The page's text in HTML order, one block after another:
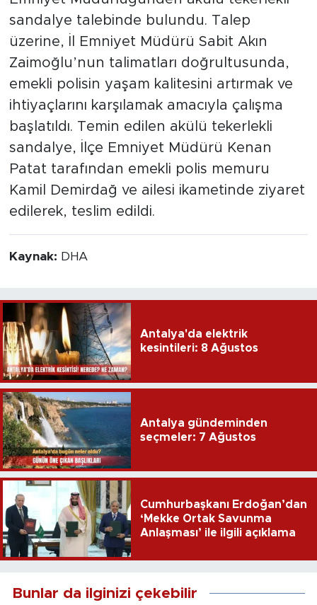
sandalye talebinde bulundu. Talep
üzerine, İl Emniyet Müdürü Sabit Akın
Zaimoğlu’nun talimatları doğrultusunda,
emekli polisin yaşam kalitesini artırmak ve
ihtiyaçlarını karşılamak amacıyla çalışma
başlatıldı. Temin edilen akülü tekerlekli
sandalye, İlçe Emniyet Müdürü Kenan
Patat tarafından emekli polis memuru
Kamil Demirdağ ve ailesi ikametinde ziyaret
edilerek, teslim edildi.
Kaynak: DHA
Antalya'da elektrik
kesintileri: 8 Ağustos
Antalya gündeminden
seçmeler: 7 Ağustos
Cumhurbaşkanı Erdoğan’dan
‘Mekke Ortak Savunma
Anlaşması’ ile ilgili açıklama
Bunlar da ilginizi çekebilir